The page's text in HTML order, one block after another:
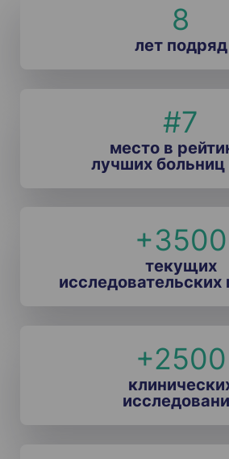
8
лет подряд
#7
место в
лучших
+3500
текущих
исследовательских
+2500